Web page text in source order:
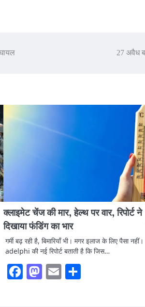
27 अवैध
क्लाइमेट चेंज की मार, हेल्थ पर वार, रिपोर्ट ने
दिखाया फंडिंग का भार
गर्मी बढ़ रही है, बिमारियाँ भी। मगर इलाज के लिए पैसा नहीं।
adelphi की नई रिपोर्ट बताती है कि जिस…
Facebook
Mastodon
Email